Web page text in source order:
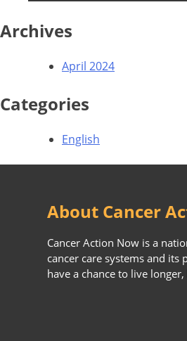
Archives
April 2024
Categories
English
About Cancer
Cancer Action Now is a
cancer care systems and its
have a chance to live